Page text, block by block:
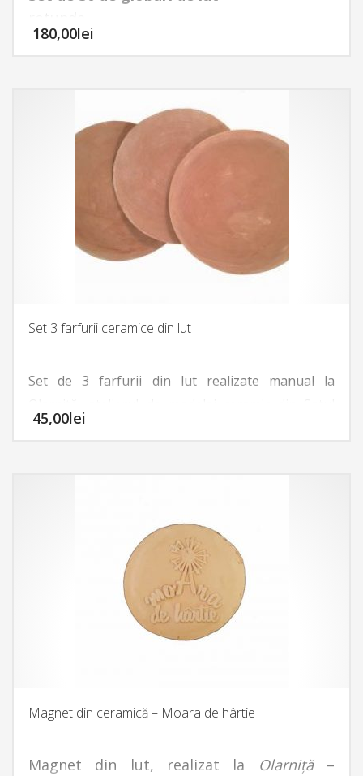
rotunde
Setul este potrivit pentru activităţi creative
cu clase sau grupe de elevi.
180,00lei
Set 3 farfurii ceramice din lut
Set de 3 farfurii din lut realizate manual la
Meşteşugurilor. Acestea pot fi pictate de către
Toate cele 3 farfurii sunt prevăzute pe spate cu
sistem ce permite agăţarea lor pe perete.
Diametrul unei farfurii este de 15,5 centimetri.
45,00lei
Magnet din ceramică – Moara de hârtie
Magnet din lut, realizat la Olarniță–